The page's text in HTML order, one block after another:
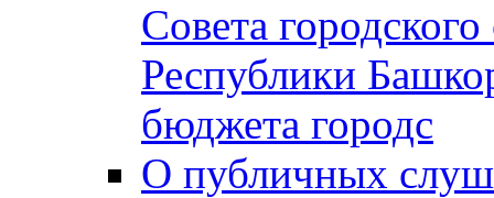
Совета
Республики
бюджета городс
О публичных